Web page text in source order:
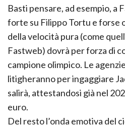
Basti pensare, ad esempio, a
forte su Filippo Tortu e forse
della velocità pura (come
Fastweb) dovrà per forza di
campione olimpico. Le
litigheranno per ingaggiare
salirà, attestandosi già nel
euro.
Del resto l’onda emotiva del